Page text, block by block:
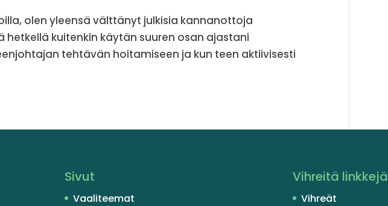
olen yleensä välttänyt julkisia kannanottoja
hetkellä kuitenkin käytän suuren osan ajastani
tehtävän hoitamiseen ja kun teen aktiivisesti
Sivut
Vaaliteemat
Vihreitä linkkejä
Vihreät